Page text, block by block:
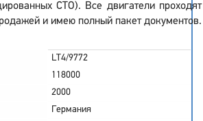
СТО). Все двигатели проходят
и имею полный пакет документов.
LT4/9772
118000
2000
Германия